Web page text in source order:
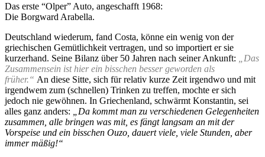
Das erste “Olper” Auto, angeschafft 1968:
Die Borgward Arabella.
Deutschland wiederum, fand Costa, könne ein wenig von der
griechischen Gemütlichkeit vertragen, und so importiert er sie
kurzerhand. Seine Bilanz über 50 Jahren nach seiner Ankunft:
„Das
Zusammensein ist hier ein bisschen besser geworden als
früher.“ An diese Sitte, sich für relativ kurze Zeit irgendwo und mit
irgendwem zum (schnellen) Trinken zu treffen, mochte er sich
jedoch nie gewöhnen. In Griechenland, schwärmt Konstantin, sei
alles ganz anders:
„Da kommt man zu verschiedenen Gelegenheiten
zusammen, alle bringen was mit, es fängt langsam an mit der
Vorspeise und ein bisschen Ouzo, dauert viele, viele Stunden, aber
immer mäßig!“